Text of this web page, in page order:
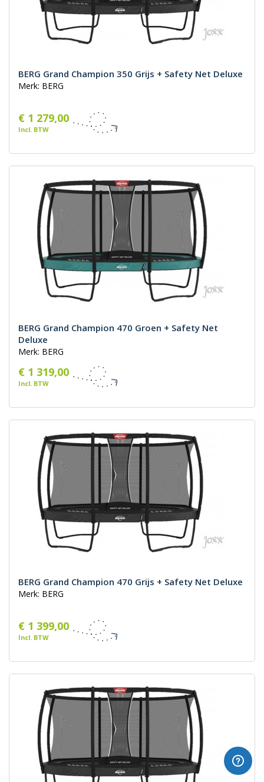
BERG Grand Champion 350 Grijs + Safety Net Deluxe
Merk: BERG
€ 1 279,00
Incl. BTW
BERG Grand Champion 470 Groen + Safety Net
Deluxe
Merk: BERG
€ 1 319,00
Incl. BTW
BERG Grand Champion 470 Grijs + Safety Net Deluxe
Merk: BERG
€ 1 399,00
Incl. BTW